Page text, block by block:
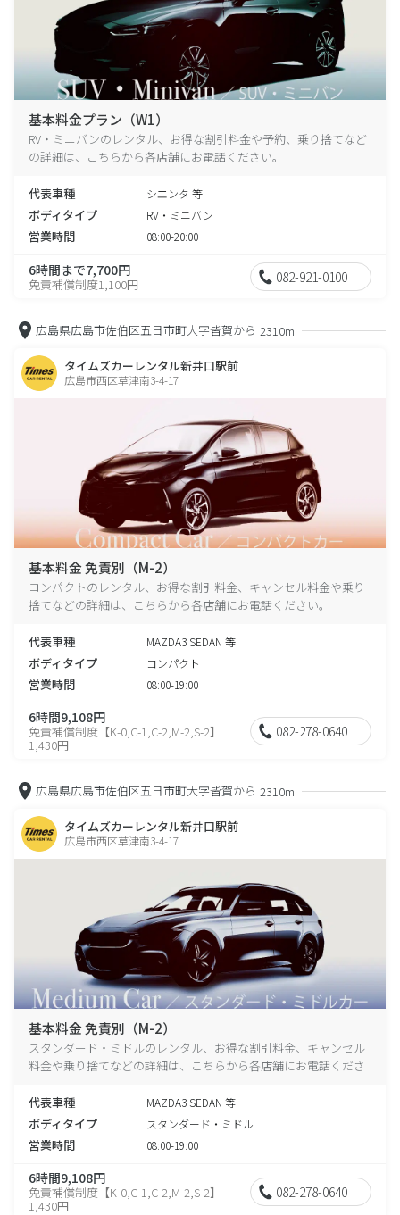
基本料金プラン（W1）
RV・ミニバンのレンタル、お得な割引料金や予約、乗り捨てなど
の詳細は、こちらから各店舗にお電話ください。
代表車種 シエンタ 等
ボディタイプ RV・ミニバン
営業時間 08:00-20:00
6時間まで7,700円
免責補償制度1,100円 082-921-0100
広島県広島市佐伯区五日市町大字皆賀から 2310m
タイムズカーレンタル新井口駅前
広島市西区草津南3-4-17
基本料金 免責別（M-2）
コンパクトのレンタル、お得な割引料金、キャンセル料金や乗り
捨てなどの詳細は、こちらから各店舗にお電話ください。
代表車種 MAZDA3 SEDAN 等
ボディタイプ コンパクト
営業時間 08:00-19:00
6時間9,108円
免責補償制度【K-0,C-1,C-2,M-2,S-2】
1,430円
082-278-0640
広島県広島市佐伯区五日市町大字皆賀から 2310m
タイムズカーレンタル新井口駅前
広島市西区草津南3-4-17
基本料金 免責別（M-2）
スタンダード・ミドルのレンタル、お得な割引料金、キャンセル
料金や乗り捨てなどの詳細は、こちらから各店舗にお電話くださ
代表車種
MAZDA3 SEDAN 等
ボディタイプ スタンダード・ミドル
営業時間 08:00-19:00
6時間9,108円
免責補償制度【K-0,C-1,C-2,M-2,S-2】
1,430円
082-278-0640